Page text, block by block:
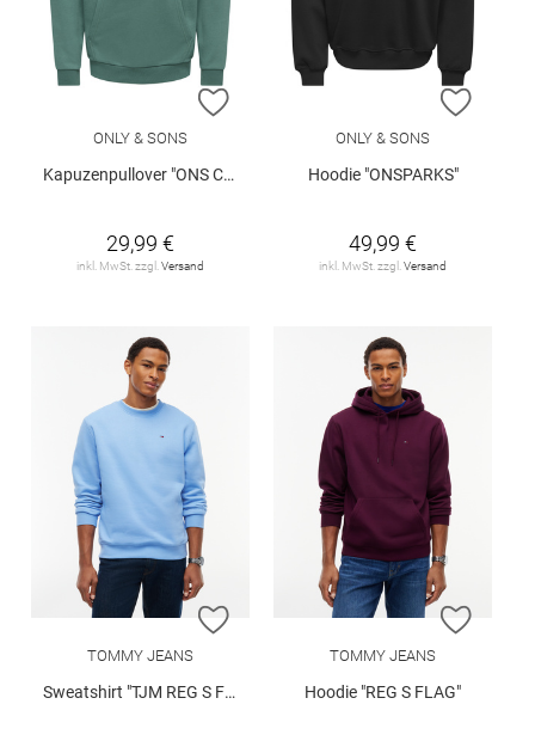
ZUR WUNSCHLISTE HINZUFÜGEN
ONLY & SONS
Kapuzenpullover "ONS Ceres"
29,99 €
inkl. MwSt. zzgl. Versand
ZUR
ONLY & SONS
Hoodie "ONSPARKS"
49,99 €
inkl. MwSt. zzgl. Versand
ZUR WUNSCHLISTE HINZUFÜGEN
TOMMY JEANS
Sweatshirt "TJM REG S FLAG CREW EXT"
ZUR
TOMMY JEANS
Hoodie "REG S FLAG"